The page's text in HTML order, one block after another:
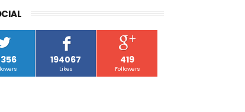
194067
Likes
419
Followers